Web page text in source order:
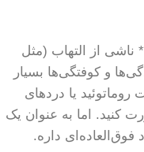
ناشی از التهاب (مثل
و کوفتگی‌ها بسیار
یا دردهای
کنید. اما به عنوان یک
داره.